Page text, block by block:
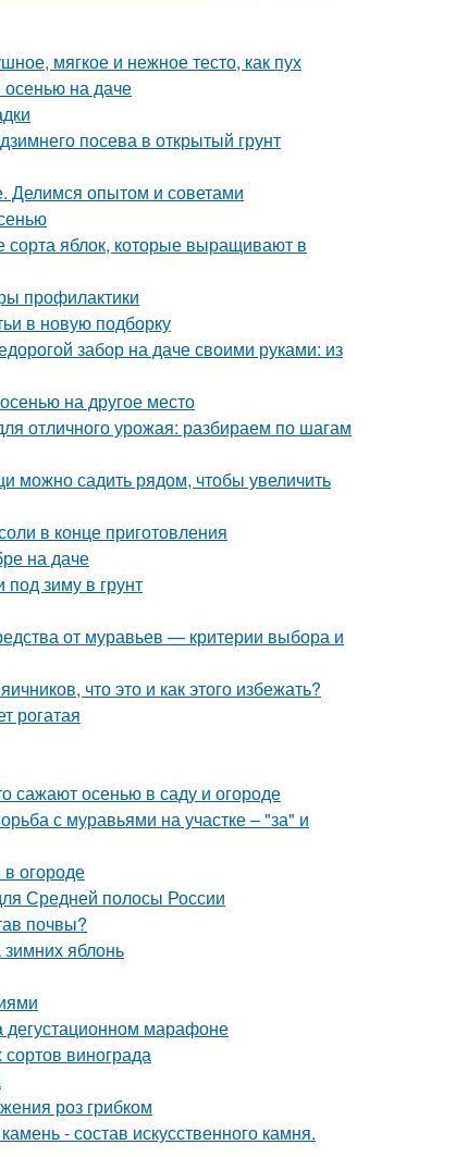
мягкое и нежное тесто, как пух
осенью на даче
посева в открытый грунт
Делимся опытом и советами
сорта яблок, которые выращивают в
профилактики
в новую подборку
забор на даче своими руками: из
на другое место
отличного урожая: разбираем по шагам
можно садить рядом, чтобы увеличить
в конце приготовления
на даче
под зиму в грунт
от муравьев — критерии выбора и
что это и как этого избежать?
рогатая
сажают осенью в саду и огороде
с муравьями на участке – "за" и
в огороде
Средней полосы России
почвы?
яблонь
дегустационном марафоне
сортов винограда
роз грибком
- состав искусственного камня.